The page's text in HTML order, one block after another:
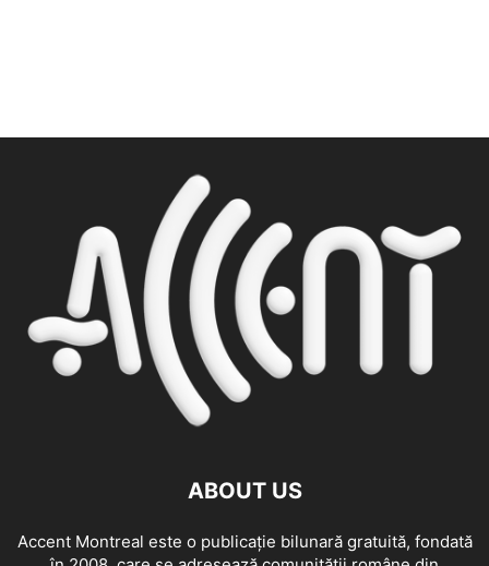
ABOUT US
Accent Montreal este o publicație bilunară gratuită, fondată